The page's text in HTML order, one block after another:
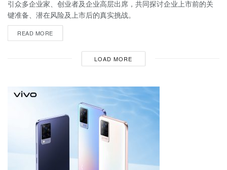
引众多企业家、创业者及企业高层出席，共同探讨企业上市前的关
键准备、潜在风险及上市后的真实挑战。
READ MORE
LOAD MORE